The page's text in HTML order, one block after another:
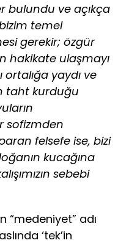
bulundu ve açıkça
temel
gerekir; özgür
hakikate ulaşmayı
ortalığa yaydı ve
taht kurduğu
sofizmden
felsefe ise, bizi
kuca­ğına
sebebi
“medeniyet” adı
‘tek’in